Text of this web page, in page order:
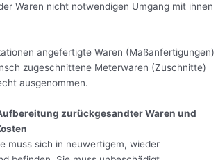
Waren nicht notwendigen Umgang mit ihnen
angefertigte Waren (Maßanfertigungen)
zugeschnittene Meterwaren (Zuschnitte)
ausgenommen.
zurückgesandter Waren und
muss sich in neuwertigem, wieder